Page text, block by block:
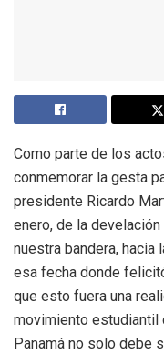
Como parte de los
conmemorar la gesta
presidente Ricardo
enero, de la
nuestra bandera, hacia
esa fecha donde
que esto fuera una
movimiento estudiantil
Panamá no solo debe